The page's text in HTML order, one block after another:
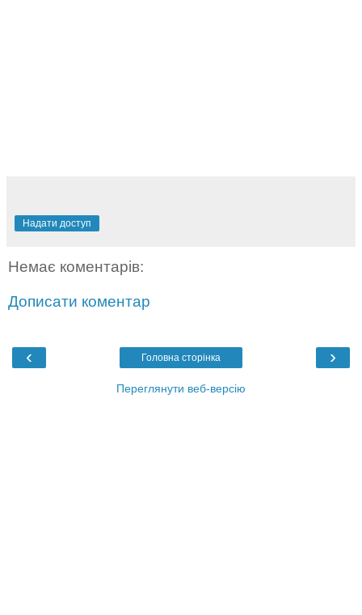
Надати доступ
Немає коментарів:
Дописати коментар
‹ ›
Головна сторінка
Переглянути веб-версію